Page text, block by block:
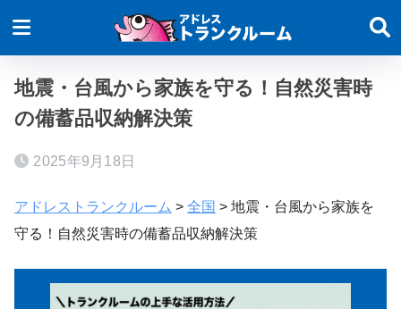
地震・台風から家族を守る！自然災害時
の備蓄品収納解決策
2025年9月18日
アドレストランクルーム > 全国 > 地震・台風から家族を
守る！自然災害時の備蓄品収納解決策